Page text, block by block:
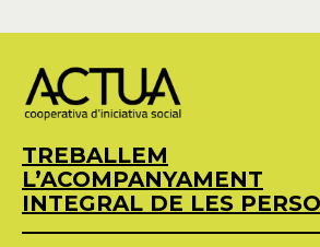
TREBALLEM
L’ACOMPANYAMENT
INTEGRAL DE LES